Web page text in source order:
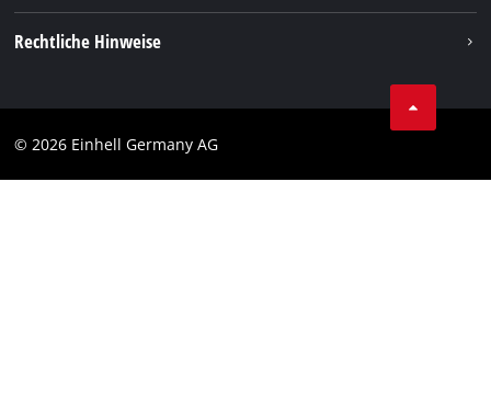
Vertrag widerrufen
Rechtliche Hinweise
Impressum
© 2026 Einhell Germany AG